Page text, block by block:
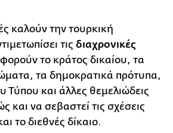
καλούν την τουρκική
τις διαχρονικές
το κράτος δικαίου, τα
τα δημοκρατικά πρότυπα,
Τύπου και άλλες θεμελιώδεις
και να σεβαστεί τις σχέσεις
το διεθνές δίκαιο.